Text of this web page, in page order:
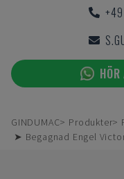
GINDUMAC Produkter
➤ Begagnad Engel